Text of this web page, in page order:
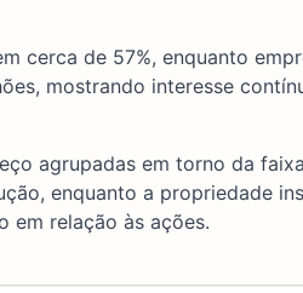
cerca de 57%, enquanto
mostrando interesse
agrupadas em torno da
enquanto a propriedade
em relação às ações.